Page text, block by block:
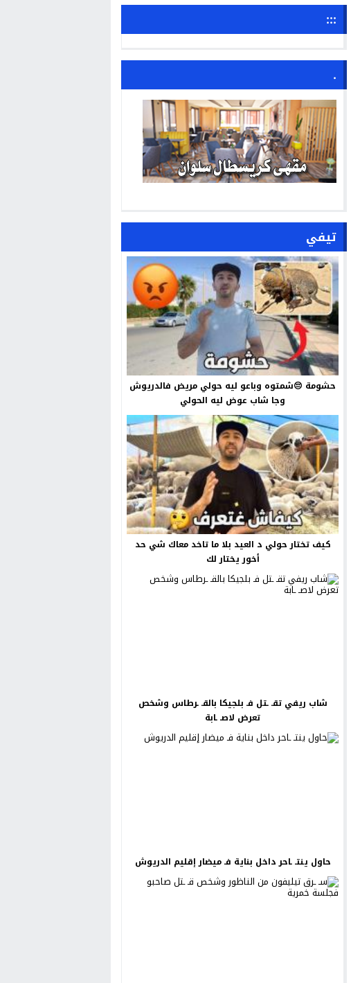
:::
.
تيفي
حشومة 😔شمتوه وباعو ليه حولي مريض فالدريوش
وجا شاب عوض ليه الحولي
كيف تختار حولي د العيد بلا ما تاخد معاك شي حد
أخور يختار لك
شاب ريفي تقـ ـتل فـ بلجيكا بالقـ ـرطاس وشخص
تعرض لاصـ ـابة
حاول ينتـ ـاحر داخل بناية فـ ميضار إقليم الدريوش